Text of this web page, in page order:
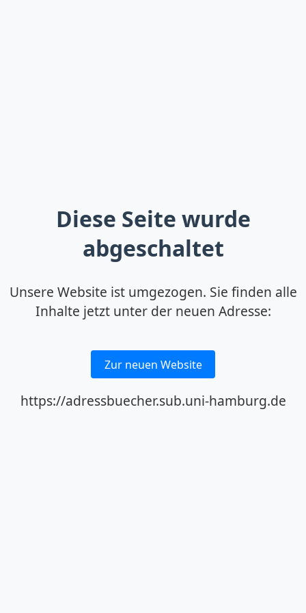
Diese Seite wurde
abgeschaltet
Unsere Website ist umgezogen. Sie finden alle
Inhalte jetzt unter der neuen Adresse:
Zur neuen Website
https://adressbuecher.sub.uni-hamburg.de